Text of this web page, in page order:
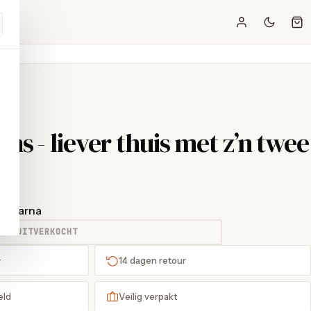
- liever thuis met z’n twee
Klarna
UITVERKOCHT
14 dagen retour
Veilig verpakt